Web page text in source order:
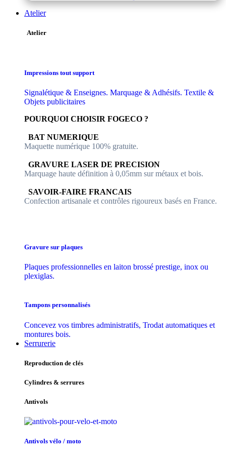
Atelier
Atelier
Impressions tout support
Signalétique & Enseignes. Marquage & Adhésifs. Textile &
Objets publicitaires
POURQUOI CHOISIR FOGECO ?
​​ BAT NUMERIQUE
Maquette numérique 100% ​gratuite.
​GRAVURE LASER DE PRECISION
Marquage haute définition à 0,05mm sur métaux et bois.
​SAVOIR-FAIRE FRANCAIS
Confection artisanale et contrôles ​rigoureux basés en France.
Gravure sur plaques
Plaques professionnelles en laiton brossé prestige, inox ou
plexiglas.
Tampons personnalisés
Concevez vos timbres administratifs, Trodat automatiques et
montures bois.
Serrurerie
Reproduction de clés
Cylindres & serrures
Antivols
Antivols vélo / moto